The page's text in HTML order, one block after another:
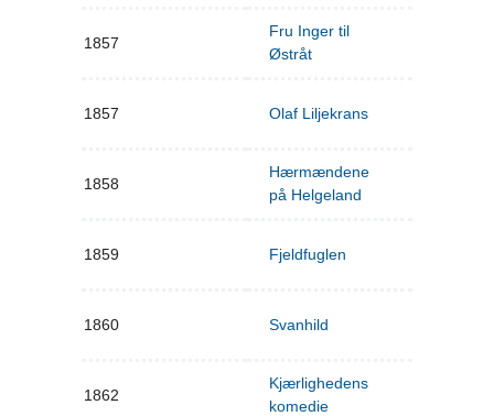
1857
Fru Inger til
Østråt
1857 Olaf Liljekrans
1858
Hærmændene
på Helgeland
1859 Fjeldfuglen
1860 Svanhild
1862
Kjærlighedens
komedie